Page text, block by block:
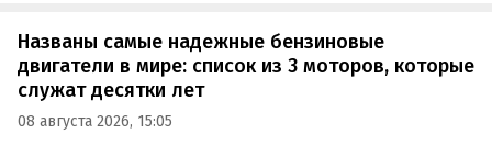
Названы самые надежные бензиновые
двигатели в мире: список из 3 моторов, которые
служат десятки лет
08 августа 2026, 15:05